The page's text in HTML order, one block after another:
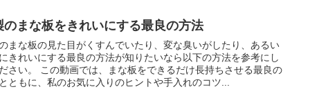
のまな板をきれいにする最良の方法
まな板の見た目がくすんでいたり、変な臭いがしたり、あるい
きれいにする最良の方法が知りたいなら以下の方法を参考にし
さい。 この動画では、まな板をできるだけ長持ちさせる最良の
ともに、私のお気に入りのヒントや手入れのコツ...